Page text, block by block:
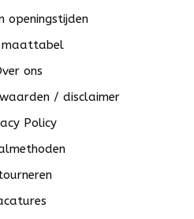
openingstijden
maattabel
ons
/ disclaimer
Policy